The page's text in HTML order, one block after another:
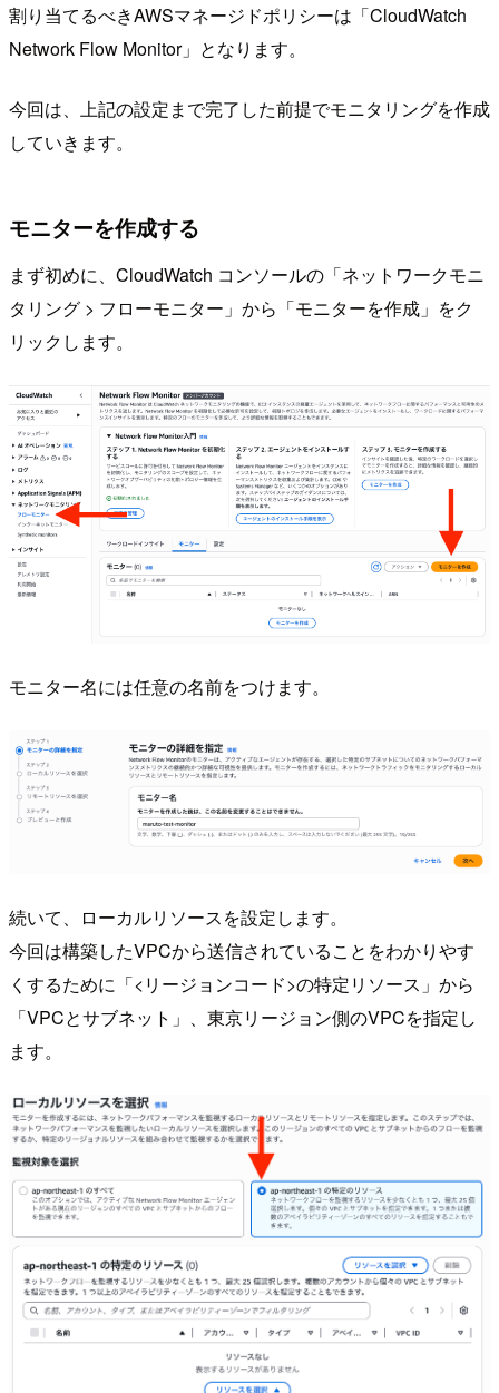
割り当てるべきAWSマネージドポリシーは「CloudWatch
Network Flow Monitor」となります。
今回は、上記の設定まで完了した前提でモニタリングを作成
していきます。
モニターを作成する
まず初めに、CloudWatch コンソールの「ネットワークモニ
タリング > フローモニター」から「モニターを作成」をク
リックします。
モニター名には任意の名前をつけます。
続いて、ローカルリソースを設定します。
今回は構築したVPCから送信されていることをわかりやす
くするために「<リージョンコード>の特定リソース」から
「VPCとサブネット」、東京リージョン側のVPCを指定し
ます。